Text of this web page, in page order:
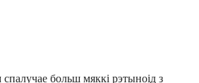
больш мяккі рэтыноід з